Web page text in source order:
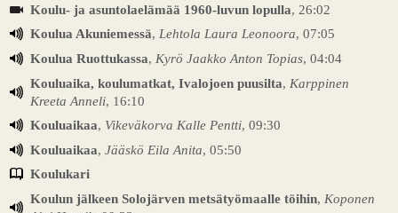
Koulu- ja asuntolaelämää 1960-luvun lopulla, 26:02
Koulua Akuniemessä, Lehtola Laura Leonoora, 07:05
Koulua Ruottukassa, Kyrö Jaakko Anton Topias, 04:04
Kouluaika, koulumatkat, Ivalojoen puusilta, Karppinen
Kreeta Anneli, 16:10
Kouluaikaa, Vikeväkorva Kalle Pentti, 09:30
Kouluaikaa, Jääskö Eila Anita, 05:50
Koulukari
Koulun jälkeen Solojärven metsätyömaalle töihin, Koponen